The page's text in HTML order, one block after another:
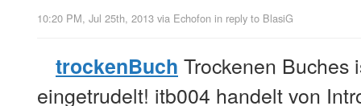
10:20 PM, Jul 25th, 2013 via Echofon in reply to BlasiG
trockenBuch Trockenen Buches
eingetrudelt! itb004 handelt von